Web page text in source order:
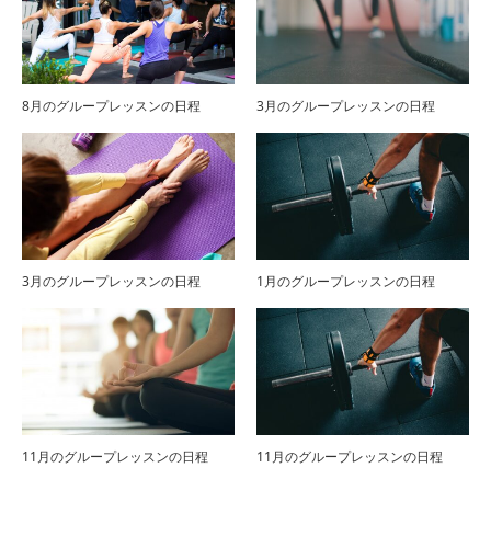
8月のグループレッスンの日程 3月のグループレッスンの日程
3月のグループレッスンの日程 1月のグループレッスンの日程
11月のグループレッスンの日程 11月のグループレッスンの日程